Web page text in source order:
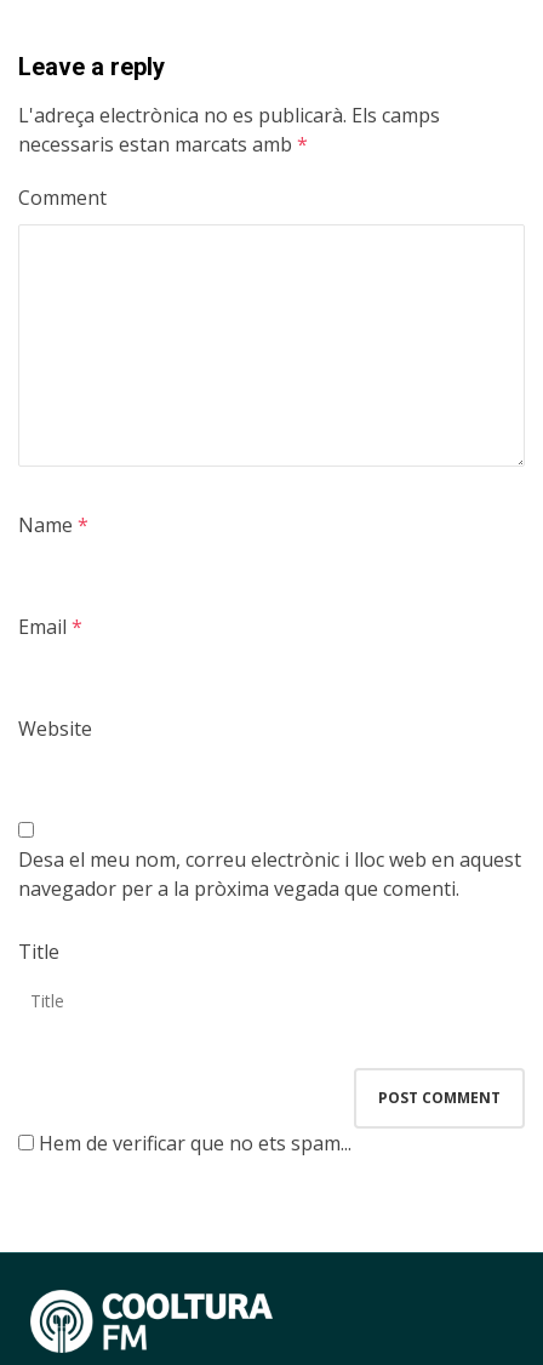
Leave a reply
L'adreça electrònica no es publicarà. Els camps
necessaris estan marcats amb *
Comment
Name *
Email *
Website
Desa el meu nom, correu electrònic i lloc web en aquest
navegador per a la pròxima vegada que comenti.
Title
Hem de verificar que no ets spam...